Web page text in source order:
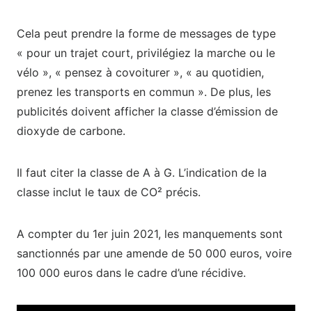
Cela peut prendre la forme de messages de type
« pour un trajet court, privilégiez la marche ou le
vélo », « pensez à covoiturer », « au quotidien,
prenez les transports en commun ». De plus, les
publicités doivent afficher la classe d’émission de
dioxyde de carbone.
Il faut citer la classe de A à G. L’indication de la
classe inclut le taux de CO² précis.
A compter du 1er juin 2021, les manquements sont
sanctionnés par une amende de 50 000 euros, voire
100 000 euros dans le cadre d’une récidive.